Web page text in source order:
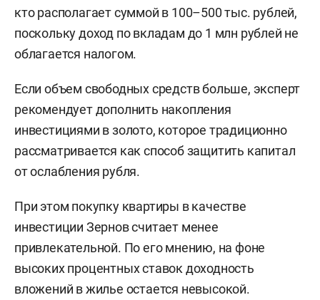
кто располагает суммой в 100–500 тыс. рублей,
поскольку доход по вкладам до 1 млн рублей не
облагается налогом.
Если объем свободных средств больше, эксперт
рекомендует дополнить накопления
инвестициями в золото, которое традиционно
рассматривается как способ защитить капитал
от ослабления рубля.
При этом покупку квартиры в качестве
инвестиции Зернов считает менее
привлекательной. По его мнению, на фоне
высоких процентных ставок доходность
вложений в жилье остается невысокой.